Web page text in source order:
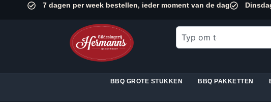
7 dagen per week bestellen, ieder moment van de dag
BBQ GROTE STUKKEN BBQ PAKKETTEN